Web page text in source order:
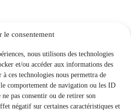
le consentement
nous utilisons des technologies
et/ou accéder aux informations des
ces technologies nous permettra de
comportement de navigation ou les ID
pas consentir ou de retirer son
négatif sur certaines caractéristiques et